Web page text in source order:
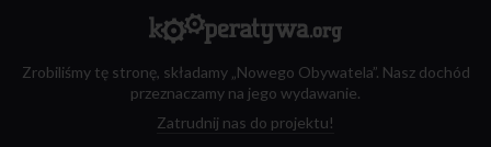
Zrobiliśmy tę stronę, składamy „Nowego Obywatela”. Nasz dochód
przeznaczamy na jego wydawanie.
Zatrudnij nas do projektu!